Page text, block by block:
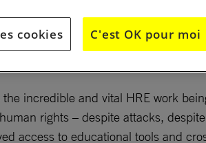
incredible and vital HRE work
rights – despite attacks,
access to educational tools and
cookies C'est OK pour moi